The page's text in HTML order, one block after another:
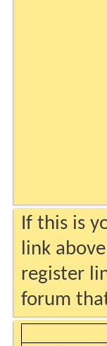
If this is
link
register
forum